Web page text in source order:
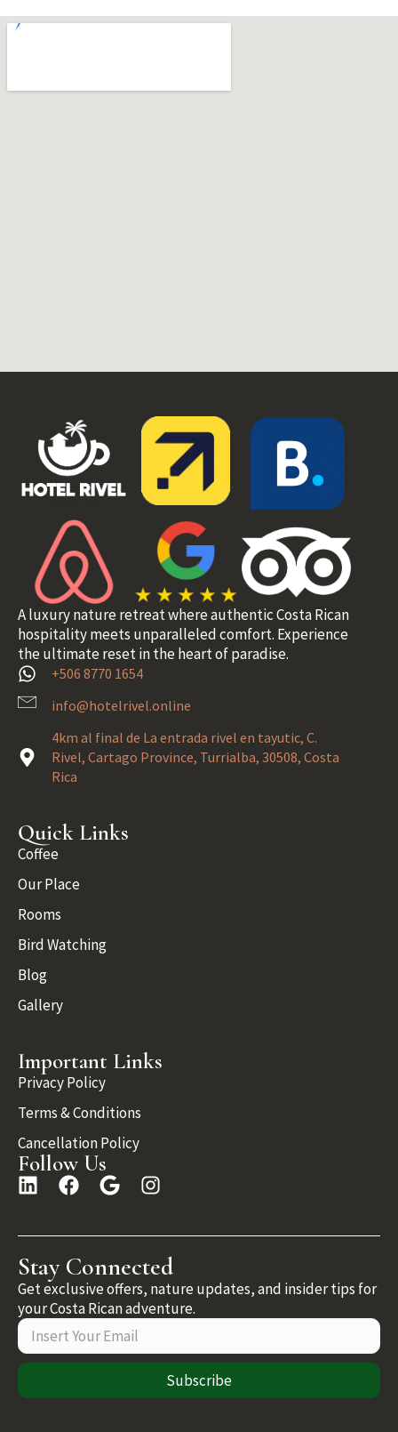
A luxury nature retreat where authentic Costa Rican
hospitality meets unparalleled comfort. Experience
the ultimate reset in the heart of paradise.
+506 8770 1654
info@hotelrivel.online
4km al final de La entrada rivel en tayutic, C.
Rivel, Cartago Province, Turrialba, 30508, Costa
Rica
Quick Links
Coffee
Our Place
Rooms
Bird Watching
Blog
Gallery
Important Links
Privacy Policy
Terms & Conditions
Cancellation Policy
Follow Us
Stay Connected
Get exclusive offers, nature updates, and insider tips for
your Costa Rican adventure.
Subscribe